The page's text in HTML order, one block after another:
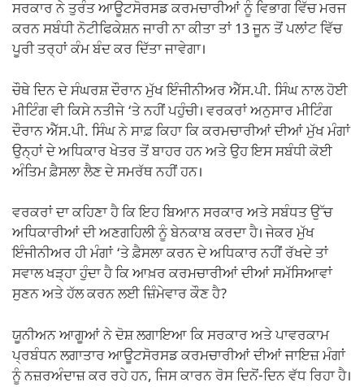
ਸਰਕਾਰ ਨੇ ਤੁਰੰਤ ਆਊਟਸੋਰਸਡ ਕਰਮਚਾਰੀਆਂ ਨੂੰ ਵਿਭਾਗ ਵਿੱਚ ਮਰਜ
ਕਰਨ ਸਬੰਧੀ ਨੋਟੀਫਿਕੇਸ਼ਨ ਜਾਰੀ ਨਾ ਕੀਤਾ ਤਾਂ 13 ਜੂਨ ਤੋਂ ਪਲਾਂਟ ਵਿੱਚ
ਪੂਰੀ ਤਰ੍ਹਾਂ ਕੰਮ ਬੰਦ ਕਰ ਦਿੱਤਾ ਜਾਵੇਗਾ।
ਚੌਥੇ ਦਿਨ ਦੇ ਸੰਘਰਸ਼ ਦੌਰਾਨ ਮੁੱਖ ਇੰਜੀਨੀਅਰ ਐੱਸ.ਪੀ. ਸਿੰਘ ਨਾਲ ਹੋਈ
ਮੀਟਿੰਗ ਵੀ ਕਿਸੇ ਨਤੀਜੇ ‘ਤੇ ਨਹੀਂ ਪਹੁੰਚੀ। ਵਰਕਰਾਂ ਅਨੁਸਾਰ ਮੀਟਿੰਗ
ਦੌਰਾਨ ਐੱਸ.ਪੀ. ਸਿੰਘ ਨੇ ਸਾਫ਼ ਕਿਹਾ ਕਿ ਕਰਮਚਾਰੀਆਂ ਦੀਆਂ ਮੁੱਖ ਮੰਗਾਂ
ਉਨ੍ਹਾਂ ਦੇ ਅਧਿਕਾਰ ਖੇਤਰ ਤੋਂ ਬਾਹਰ ਹਨ ਅਤੇ ਉਹ ਇਸ ਸਬੰਧੀ ਕੋਈ
ਅੰਤਿਮ ਫ਼ੈਸਲਾ ਲੈਣ ਦੇ ਸਮਰੱਥ ਨਹੀਂ ਹਨ।
ਵਰਕਰਾਂ ਦਾ ਕਹਿਣਾ ਹੈ ਕਿ ਇਹ ਬਿਆਨ ਸਰਕਾਰ ਅਤੇ ਸਬੰਧਤ ਉੱਚ
ਅਧਿਕਾਰੀਆਂ ਦੀ ਅਣਗਹਿਲੀ ਨੂੰ ਬੇਨਕਾਬ ਕਰਦਾ ਹੈ। ਜੇਕਰ ਮੁੱਖ
ਇੰਜੀਨੀਅਰ ਹੀ ਮੰਗਾਂ ‘ਤੇ ਫ਼ੈਸਲਾ ਕਰਨ ਦੇ ਅਧਿਕਾਰ ਨਹੀਂ ਰੱਖਦੇ ਤਾਂ
ਸਵਾਲ ਖੜ੍ਹਾ ਹੁੰਦਾ ਹੈ ਕਿ ਆਖ਼ਰ ਕਰਮਚਾਰੀਆਂ ਦੀਆਂ ਸਮੱਸਿਆਵਾਂ
ਸੁਣਨ ਅਤੇ ਹੱਲ ਕਰਨ ਲਈ ਜ਼ਿੰਮੇਵਾਰ ਕੌਣ ਹੈ?
ਯੂਨੀਅਨ ਆਗੂਆਂ ਨੇ ਦੋਸ਼ ਲਗਾਇਆ ਕਿ ਸਰਕਾਰ ਅਤੇ ਪਾਵਰਕਾਮ
ਪ੍ਰਬੰਧਨ ਲਗਾਤਾਰ ਆਊਟਸੋਰਸਡ ਕਰਮਚਾਰੀਆਂ ਦੀਆਂ ਜਾਇਜ਼ ਮੰਗਾਂ
ਨੂੰ ਨਜ਼ਰਅੰਦਾਜ਼ ਕਰ ਰਹੇ ਹਨ, ਜਿਸ ਕਾਰਨ ਰੋਸ ਦਿਨੋਂ-ਦਿਨ ਵੱਧ ਰਿਹਾ ਹੈ।